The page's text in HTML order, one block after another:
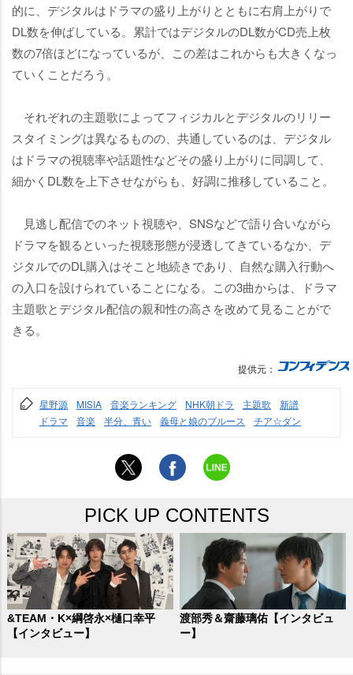
的に、デジタルはドラマの盛り上がりとともに右肩上がりで
DL数を伸ばしている。累計ではデジタルのDL数がCD売上枚
数の7倍ほどになっているが、この差はこれからも大きくなっ
ていくことだろう。
それぞれの主題歌によってフィジカルとデジタルのリリー
スタイミングは異なるものの、共通しているのは、デジタル
はドラマの視聴率や話題性などその盛り上がりに同調して、
細かくDL数を上下させながらも、好調に推移していること。
見逃し配信でのネット視聴や、SNSなどで語り合いながら
ドラマを観るといった視聴形態が浸透してきているなか、デ
ジタルでのDL購入はそこと地続きであり、自然な購入行動へ
の入口を設けられていることになる。この3曲からは、ドラマ
主題歌とデジタル配信の親和性の高さを改めて見ることがで
きる。
提供元：
星野源 MISIA 音楽ランキング NHK朝ドラ 主題歌
新譜
ドラマ
音楽 半分、青い 義母と娘のブルース チア☆ダン
PICK UP CONTENTS
&TEAM・K×綱啓永×樋口幸平
【インタビュー】
渡部秀＆齋藤璃佑【インタビュ
ー】